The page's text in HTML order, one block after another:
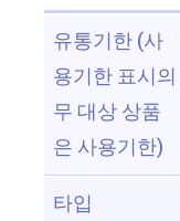
유통기한 (사
용기한 표시의
무 대상 상품
은 사용기한)
타입